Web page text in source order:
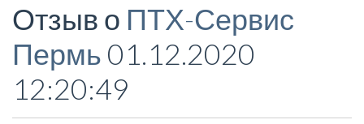
Интернет Путешествие и отдых Транспорт
Недвижимость Работа Гос. учреждения
Личности Логистика
Отзыв о ПТХ-Сервис
Пермь 01.12.2020
12:20:49